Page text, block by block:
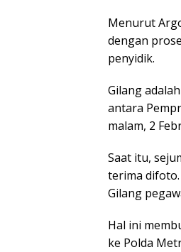
Menurut
dengan
penyidik.
Gilang
antara
malam, 2
Saat itu,
terima
Gilang
Hal ini
ke Polda